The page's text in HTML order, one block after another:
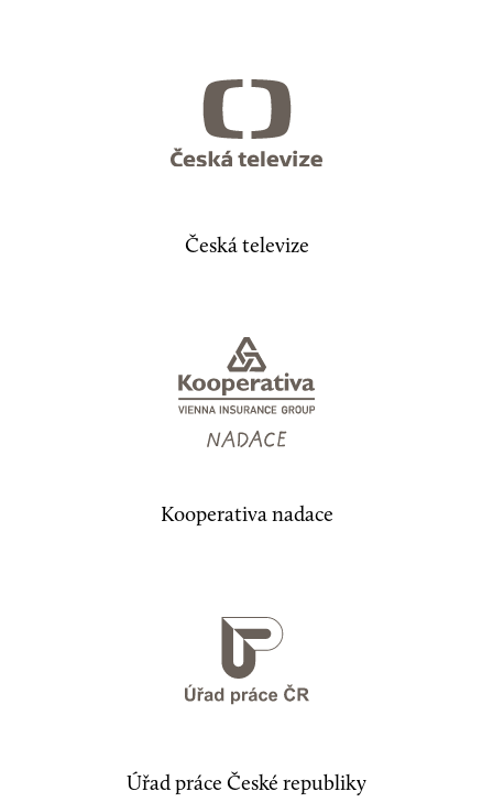
Česká televize
Kooperativa nadace
Úřad práce České republiky